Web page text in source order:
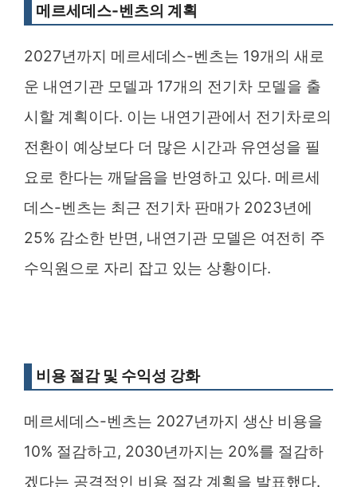
메르세데스-벤츠의 계획
2027년까지 메르세데스-벤츠는 19개의 새로
운 내연기관 모델과 17개의 전기차 모델을 출
시할 계획이다. 이는 내연기관에서 전기차로의
전환이 예상보다 더 많은 시간과 유연성을 필
요로 한다는 깨달음을 반영하고 있다. 메르세
데스-벤츠는 최근 전기차 판매가 2023년에
25% 감소한 반면, 내연기관 모델은 여전히 주
수익원으로 자리 잡고 있는 상황이다.
비용 절감 및 수익성 강화
메르세데스-벤츠는 2027년까지 생산 비용을
10% 절감하고, 2030년까지는 20%를 절감하
겠다는 공격적인 비용 절감 계획을 발표했다.